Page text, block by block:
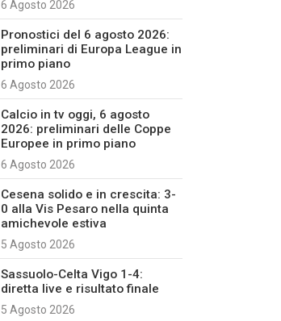
6 Agosto 2026
Pronostici del 6 agosto 2026:
preliminari di Europa League in
primo piano
6 Agosto 2026
Calcio in tv oggi, 6 agosto
2026: preliminari delle Coppe
Europee in primo piano
6 Agosto 2026
Cesena solido e in crescita: 3-
0 alla Vis Pesaro nella quinta
amichevole estiva
5 Agosto 2026
Sassuolo-Celta Vigo 1-4:
diretta live e risultato finale
5 Agosto 2026